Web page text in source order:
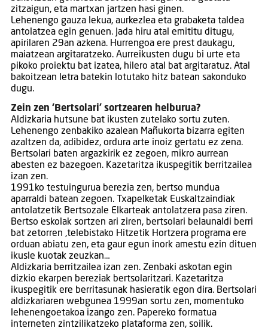
zitzaigun, eta martxan jartzen hasi ginen.
Lehenengo gauza lekua, aurkezlea eta grabaketa taldea
antolatzea egin genuen. Jada hiru atal emititu ditugu,
apirilaren 29an azkena. Hurrengoa ere prest daukagu,
maiatzean argitaratzeko. Aurreikusten dugu bi urte eta
pikoko proiektu bat izatea, hilero atal bat argitaratuz. Atal
bakoitzean letra batekin lotutako hitz batean sakonduko
dugu.
Zein zen ‘Bertsolari’ sortzearen helburua?
Aldizkaria hutsune bat ikusten zutelako sortu zuten.
Lehenengo zenbakiko azalean Mañukorta bizarra egiten
azaltzen da, adibidez, ordura arte inoiz gertatu ez zena.
Bertsolari baten argazkirik ez zegoen, mikro aurrean
abesten ez bazegoen. Kazetaritza ikuspegitik berritzailea
izan zen.
1991ko testuingurua berezia zen, bertso mundua
aparraldi batean zegoen. Txapelketak Euskaltzaindiak
antolatzetik Bertsozale Elkarteak antolatzera pasa ziren.
Bertso eskolak sortzen ari ziren, bertsolari belaunaldi berri
bat zetorren ,telebistako Hitzetik Hortzera programa ere
orduan abiatu zen, eta gaur egun inork amestu ezin dituen
ikusle kuotak zeuzkan…
Aldizkaria berritzailea izan zen. Zenbaki askotan egin
dizkio ekarpen bereziak bertsolaritzari. Kazetaritza
ikuspegitik ere berritasunak hasieratik egon dira. Bertsolari
aldizkariaren webgunea 1999an sortu zen, momentuko
lehenengoetakoa izango zen. Papereko formatua
interneten zintzilikatzeko plataforma zen, soilik.